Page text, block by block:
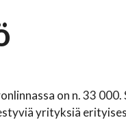
on n. 33 000.
yrityksiä